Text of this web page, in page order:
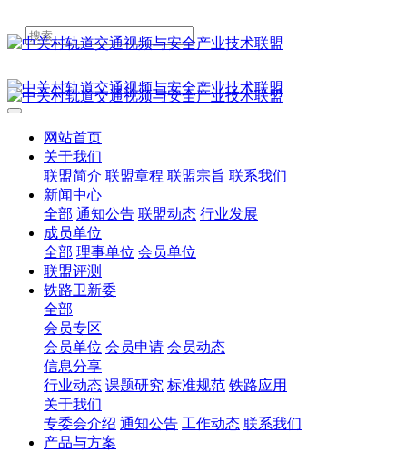
网站首页
关于我们
联盟简介 联盟章程 联盟宗旨 联系我们
新闻中心
全部 通知公告 联盟动态 行业发展
成员单位
全部 理事单位 会员单位
联盟评测
铁路卫新委
全部
会员专区
会员单位 会员申请 会员动态
信息分享
行业动态 课题研究 标准规范 铁路应用
关于我们
专委会介绍 通知公告 工作动态 联系我们
产品与方案